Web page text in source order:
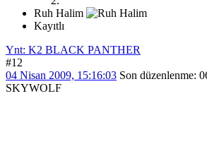
Ruh Halim
Kayıtlı
Ynt: K2 BLACK PANTHER
#12
04 Nisan 2009, 15:16:03 Son düzenlenme:
SKYWOLF